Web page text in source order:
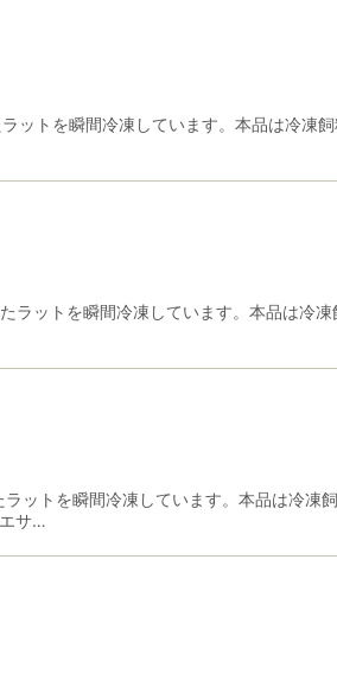
絞り込む
トを瞬間冷凍しています。本品は冷凍
ットを瞬間冷凍しています。本品は冷
トを瞬間冷凍しています。本品は冷凍
サ…